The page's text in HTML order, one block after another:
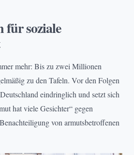
für soziale
mehr: Bis zu zwei Millionen
zu den Tafeln. Vor den Folgen
eindringlich und setzt sich
hat viele Gesichter“ gegen
von armutsbetroffenen